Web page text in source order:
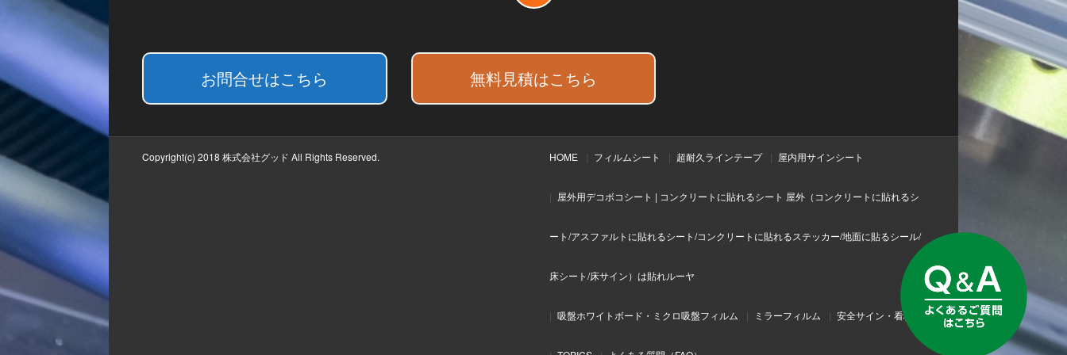
お問合せはこちら 無料見積はこちら
Copyright(c) 2018 株式会社グッド All Rights Reserved. HOME フィルムシート 超耐久ラインテープ 屋内用サインシート
屋外用デコボコシート | コンクリートに貼れるシート 屋外（コンクリートに貼れるシ
ート/アスファルトに貼れるシート/コンクリートに貼れるステッカー/地面に貼るシール/
床シート/床サイン）は貼れルーヤ
吸盤ホワイトボード・ミクロ吸盤フィルム ミラーフィルム 安全サイン・看板